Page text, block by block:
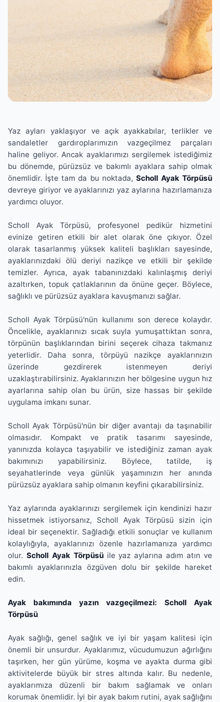
Yaz ayları yaklaşıyor ve açık ayakkabılar, terlikler ve
sandaletler gardıroplarımızın vazgeçilmez parçaları
haline geliyor. Ancak ayaklarımızı sergilemek istediğimiz
bu dönemde, pürüzsüz ve bakımlı ayaklara sahip olmak
önemlidir. İşte tam da bu noktada, Scholl Ayak Törpüsü
devreye giriyor ve ayaklarınızı yaz aylarına hazırlamanıza
yardımcı oluyor.
Scholl Ayak Törpüsü, profesyonel pedikür hizmetini
evinize getiren etkili bir alet olarak öne çıkıyor. Özel
olarak tasarlanmış yüksek kaliteli başlıkları sayesinde,
ayaklarınızdaki ölü deriyi nazikçe ve etkili bir şekilde
temizler. Ayrıca, ayak tabanınızdaki kalınlaşmış deriyi
azaltırken, topuk çatlaklarının da önüne geçer. Böylece,
sağlıklı ve pürüzsüz ayaklara kavuşmanızı sağlar.
Scholl Ayak Törpüsü'nün kullanımı son derece kolaydır.
Öncelikle, ayaklarınızı sıcak suyla yumuşattıktan sonra,
törpünün başlıklarından birini seçerek cihaza takmanız
yeterlidir. Daha sonra, törpüyü nazikçe ayaklarınızın
üzerinde gezdirerek istenmeyen deriyi
uzaklaştırabilirsiniz. Ayaklarınızın her bölgesine uygun hız
ayarlarına sahip olan bu ürün, size hassas bir şekilde
uygulama imkanı sunar.
Scholl Ayak Törpüsü'nün bir diğer avantajı da taşınabilir
olmasıdır. Kompakt ve pratik tasarımı sayesinde,
yanınızda kolayca taşıyabilir ve istediğiniz zaman ayak
bakımınızı yapabilirsiniz. Böylece, tatilde, iş
seyahatlerinde veya günlük yaşamınızın her anında
pürüzsüz ayaklara sahip olmanın keyfini çıkarabilirsiniz.
Yaz aylarında ayaklarınızı sergilemek için kendinizi hazır
hissetmek istiyorsanız, Scholl Ayak Törpüsü sizin için
ideal bir seçenektir. Sağladığı etkili sonuçlar ve kullanım
kolaylığıyla, ayaklarınızı özenle hazırlamanıza yardımcı
olur. Scholl Ayak Törpüsüile yaz aylarına adım atın ve
bakımlı ayaklarınızla özgüven dolu bir şekilde hareket
edin.
Ayak bakımında yazın vazgeçilmezi: Scholl Ayak
Törpüsü
Ayak sağlığı, genel sağlık ve iyi bir yaşam kalitesi için
önemli bir unsurdur. Ayaklarımız, vücudumuzun ağırlığını
taşırken, her gün yürüme, koşma ve ayakta durma gibi
aktivitelerde büyük bir stres altında kalır. Bu nedenle,
ayaklarımıza düzenli bir bakım sağlamak ve onları
korumak önemlidir. İyi bir ayak bakım rutini, ayak sağlığını